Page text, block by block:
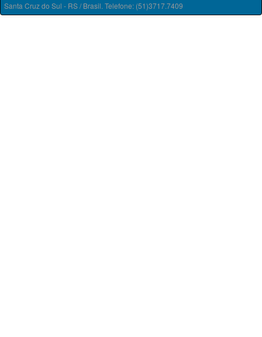
Santa Cruz do Sul - RS / Brasil. Telefone: (51)3717.7409